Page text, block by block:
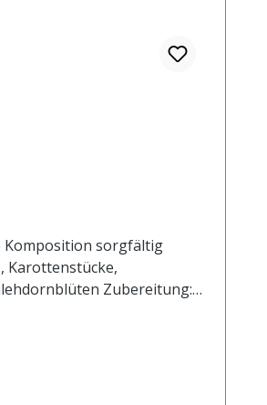
Komposition sorgfältig